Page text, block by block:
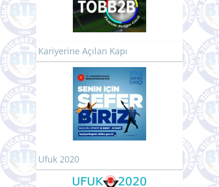
Kariyerine Açılan Kapı
Ufuk 2020